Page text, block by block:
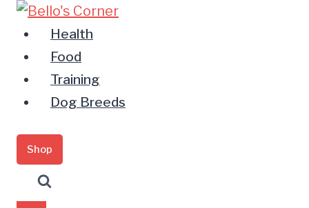
Zum
Inhalt
springen
Health
Food
Training
Dog Breeds
Shop